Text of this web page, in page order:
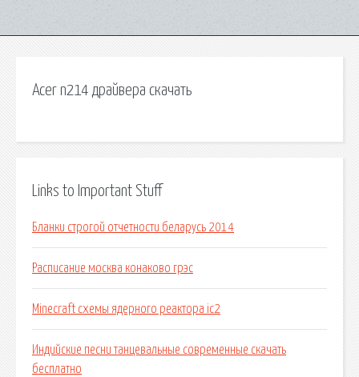
Acer n214 драйвера скачать
Links to Important Stuff
Бланки строгой отчетности беларусь 2014
Расписание москва конаково грэс
Minecraft схемы ядерного реактора ic2
Индийские песни танцевальные современные скачать
бесплатно